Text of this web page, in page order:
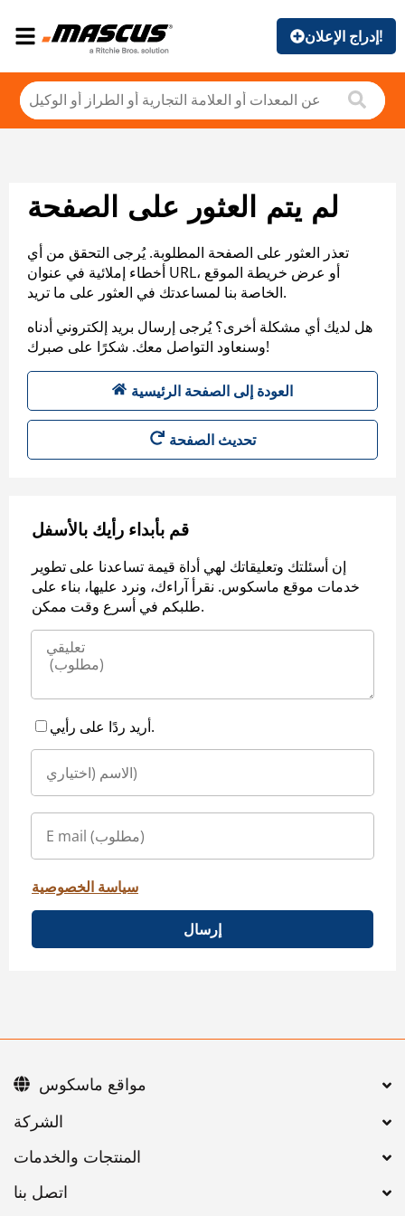
إدراج الإعلان!
لم يتم العثور على الصفحة
تعذر العثور على الصفحة المطلوبة. يُرجى التحقق من أي
أخطاء إملائية في عنوان URL، أو عرض خريطة الموقع
الخاصة بنا لمساعدتك في العثور على ما تريد.
هل لديك أي مشكلة أخرى؟ يُرجى إرسال بريد إلكتروني أدناه
وسنعاود التواصل معك. شكرًا على صبرك!
العودة إلى الصفحة الرئيسية
تحديث الصفحة
قم بأبداء رأيك بالأسفل
إن أسئلتك وتعليقاتك لهي أداة قيمة تساعدنا على تطوير
خدمات موقع ماسكوس. نقرأ آراءك، ونرد عليها، بناء على
طلبكم في أسرع وقت ممكن.
أريد ردًا على رأيي.
سياسة الخصوصية
إرسال
اتصل بنا
مواقع ماسكوس